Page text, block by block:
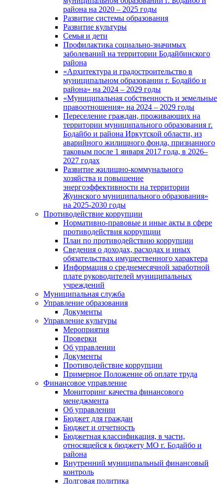
района на 2020 – 2025 годы
Развитие системы образования
Развитие культуры
Семья и дети
Профилактика социально-значимых
заболеваний на территории Бодайбинского
района
«Архитектура и градостроительство в
муниципальном образовании г. Бодайбо и
района» на 2024 – 2029 годы
«Муниципальная собственность и земельные
правоотношения» на 2024 – 2029 годы
Переселение граждан, проживающих на
территории муниципального образования г.
Бодайбо и района Иркутской области, из
аварийного жилищного фонда, признанного
таковым после 1 января 2017 года, в 2026–
2027 годах
Развитие жилищно-коммунального
хозяйства и повышение
энергоэффективности на территории
Жуинского муниципального образования»
на 2025-2030 годы
Противодействие коррупции
Нормативно-правовые и иные акты в сфере
противодействия коррупции
План по противодействию коррупции
Сведения о доходах, расходах и иных
обязательствах имущественного характера
Информация о среднемесячной заработной
плате руководителей муниципальных
учреждений
Муниципальная служба
Управление образования
Документы
Управление культуры
Мероприятия
Проверки
Об управлении
Документы
Противодействие коррупции
Примерное Положение об оплате труда
Финансовое управление
Мониторинг качества финансового
менеджмента
Об управлении
Бюджет для граждан
Бюджет и отчетность
Бюджетная классификация, в части,
относящейся к бюджету МО г. Бодайбо и
района
Внутренний муниципальный финансовый
контроль
Долговая политика